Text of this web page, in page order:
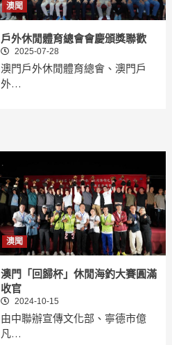
澳聞
戶外休閒體育總會會慶頒獎聯歡
2025-07-28
澳門戶外休閒體育總會、澳門戶
外…
澳聞
澳門「回歸杯」休閒海釣大賽圓滿
收官
2024-10-15
由中聯辦宣傳文化部、寧德市億
凡…